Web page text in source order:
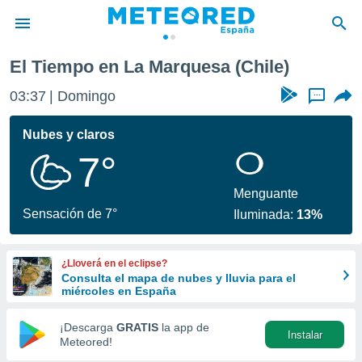
de
por
se
calidad.
a este
las
y
forma
digital
basada
El Tiempo en La Marquesa (Chile)
03:37 Domingo ...
Nubes y claros
7°
Sensación de 7°
Menguante
Iluminada: 13%
¿Lloverá en el eclipse?
Consulta el mapa de nubes y lluvia para el
miércoles en España
¡Descarga GRATIS la app de
Meteored!
Instalar